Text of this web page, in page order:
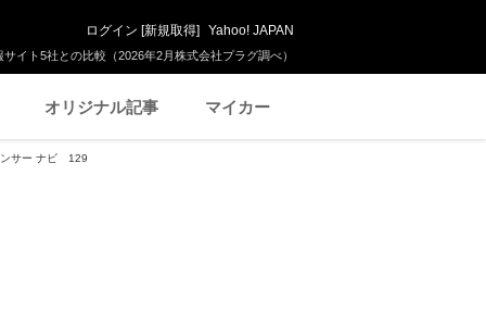
イト5社との比較（2026年2月株式会社プラグ調べ）
ログイン [新規取得] Yahoo! JAPAN
オリジナル記事 マイカー
ンサー ナビ 129